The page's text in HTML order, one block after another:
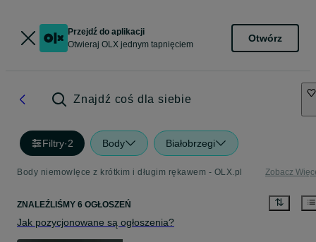
Przejdź do aplikacji
Otwieraj OLX jednym tapnięciem
Otwórz
Znajdź coś dla siebie
Filtry·2 Body Białobrzegi
Body niemowlęce z krótkim i długim rękawem - OLX.pl Zobacz
ZNALEŹLIŚMY 6 OGŁOSZEŃ
Jak pozycjonowane są ogłoszenia?